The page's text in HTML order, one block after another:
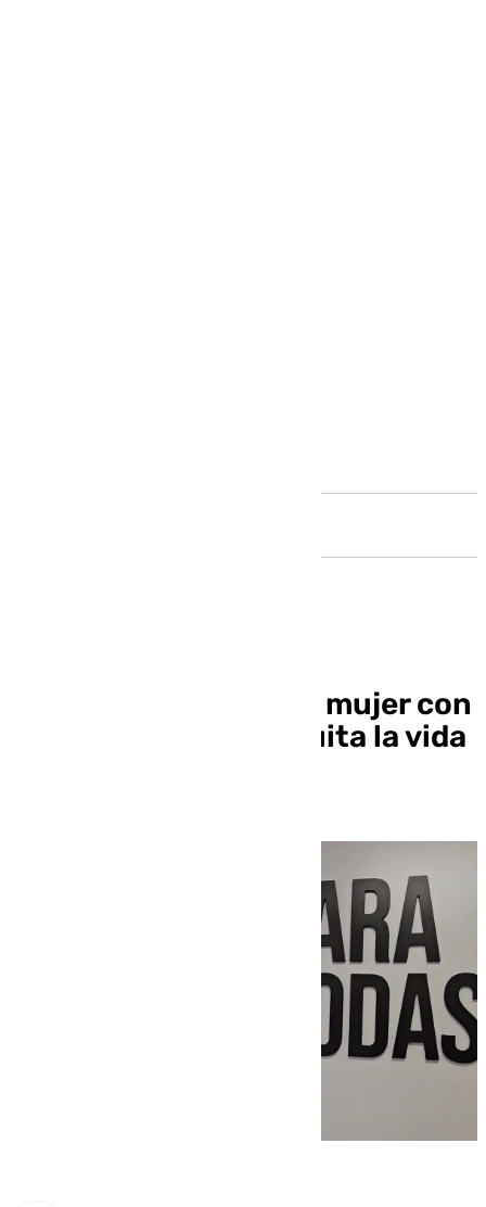
Un hombre mata a su mujer con
arma de fuego y se quita la vida